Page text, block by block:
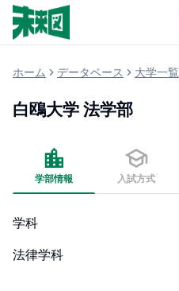
ホーム データベース 大学一覧
白鴎大学 法学部
学部情報 入試方式
学科
法律学科